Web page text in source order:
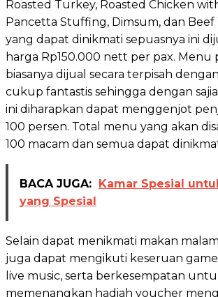
Roasted Turkey, Roasted Chicken
Pancetta Stuffing, Dimsum, dan
yang dapat dinikmati sepuasnya ini
harga Rp150.000 nett per pax. Menu
biasanya dijual secara terpisah
cukup fantastis sehingga dengan
ini diharapkan dapat menggenjot
100 persen. Total menu yang akan
100 macam dan semua dapat
BACA JUGA: Kamar Spesial
yang Spesial
Selain dapat menikmati makan
juga dapat mengikuti keseruan
live music, serta berkesempatan
memenangkan hadiah voucher